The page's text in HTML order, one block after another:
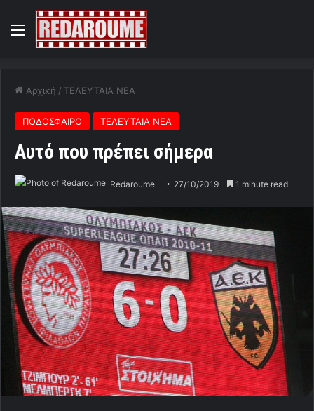
Menu
Αρχική / ΤΕΛΕΥΤΑΙΑ ΝΕΑ
ΠΟΔΟΣΦΑΙΡΟ ΤΕΛΕΥΤΑΙΑ ΝΕΑ
Αυτό που πρέπει σήμερα
Redaroume 27/10/2019 1 minute read